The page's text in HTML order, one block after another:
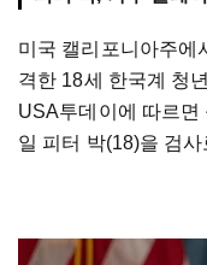
미국 캘리포니아주에
격한 18세 한국계 청
USA투데이에 따르면
일 피터 박(18)을 검